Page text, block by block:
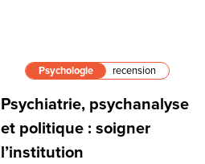
Psychologie recension
Psychiatrie, psychanalyse
et politique : soigner
l’institution